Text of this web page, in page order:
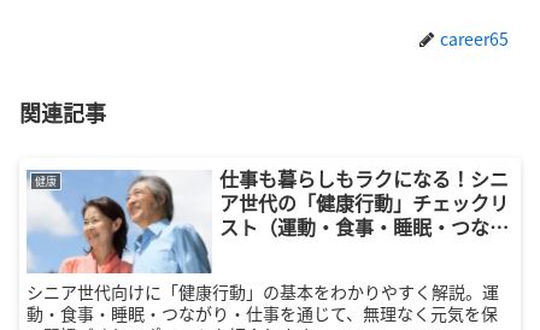
career65
関連記事
健康
仕事も暮らしもラクになる！シニ
ア世代の「健康行動」チェックリ
スト（運動・食事・睡眠・つなが
シニア世代向けに「健康行動」の基本をわかりやすく解説。運
動・食事・睡眠・つながり・仕事を通じて、無理なく元気を保